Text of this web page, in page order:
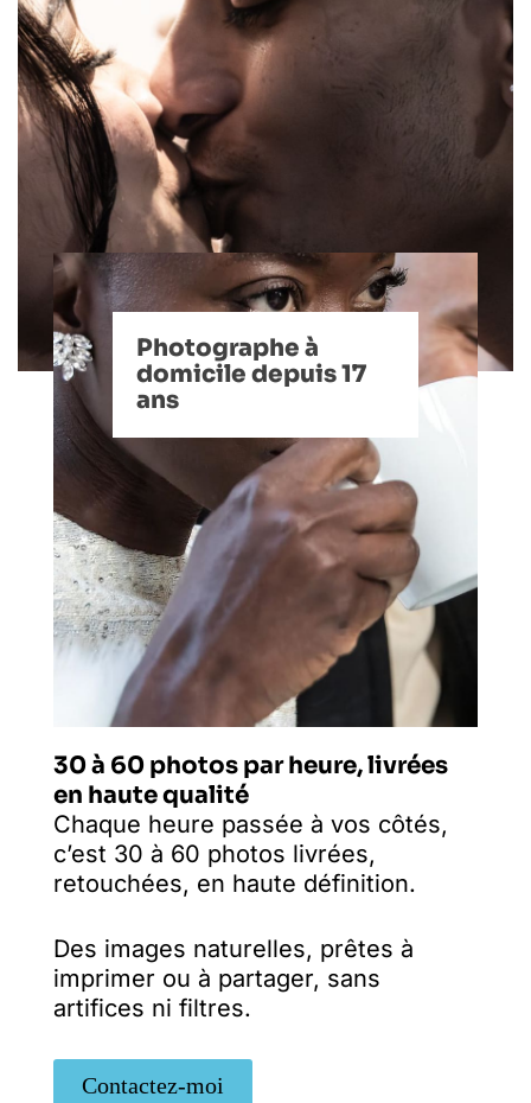
Photographe à
domicile depuis 17
ans
30 à 60 photos par heure, livrées
en haute qualité
Chaque heure passée à vos côtés,
c’est 30 à 60 photos livrées,
retouchées, en haute définition.
Des images naturelles, prêtes à
imprimer ou à partager, sans
artifices ni filtres.
Contactez-moi